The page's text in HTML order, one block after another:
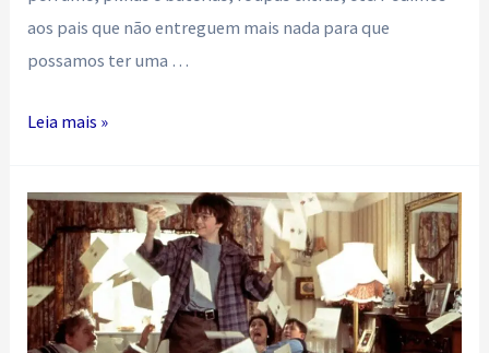
aos pais que não entreguem mais nada para que
possamos ter uma …
ATENÇÃO,
Leia mais »